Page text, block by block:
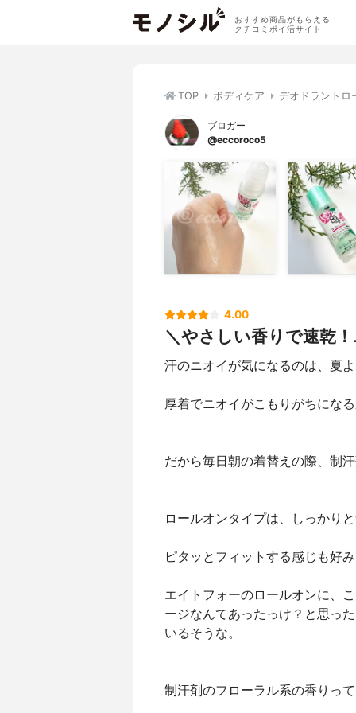
おすすめ商品がもらえる
クチコミポイ活サイト
TOP ボディケア デオドラントロ
ブロガー
@eccoroco5
4.00
＼やさしい香りで速乾
汗のニオイが気になるのは、夏
厚着でニオイがこもりがちにな
だから毎日朝の着替えの際、制
ロールオンタイプは、しっかり
ピタッとフィットする感じも好
エイトフォーのロールオンに、
ージなんてあったっけ？と思っ
いるそうな。
制汗剤のフローラル系の香りっ